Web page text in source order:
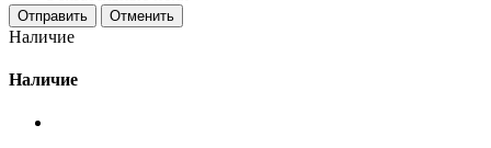
Отменить
Наличие
Наличие